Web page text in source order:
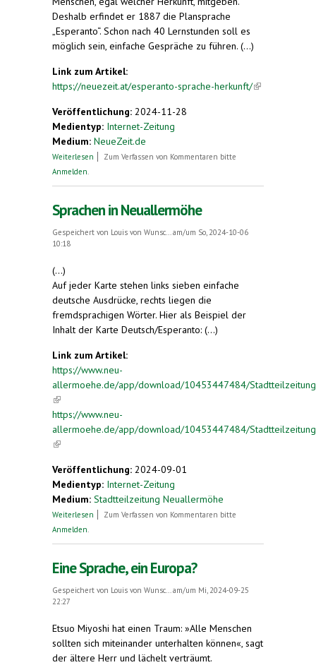
Deshalb erfindet er 1887 die Plansprache
„Esperanto“. Schon nach 40 Lernstunden soll es
möglich sein, einfache Gespräche zu führen. (...)
Link zum Artikel:
https://neuezeit.at/esperanto-sprache-herkunft/(link is
Veröffentlichung: 2024-11-28
Medientyp: Internet-Zeitung
Medium: NeueZeit.de
Weiterlesen über Esperanto: Eine Friedenssprache erobert die
Zum Verfassen von Kommentaren bitte
Anmelden
Sprachen in Neuallermöhe
Gespeichert von Louis von Wunsc...
am/um So, 2024-10-06
10:18
(...)
Auf jeder Karte stehen links sieben einfache
deutsche Ausdrücke, rechts liegen die
fremdsprachigen Wörter. Hier als Beispiel der
Inhalt der Karte Deutsch/Esperanto: (...)
Link zum Artikel:
https://www.neu-
allermoehe.de/app/download/10453447484/
(link is external)
https://www.neu-
allermoehe.de/app/download/10453447484/
(link is external)
Veröffentlichung: 2024-09-01
Medientyp: Internet-Zeitung
Medium: Stadtteilzeitung Neuallermöhe
Weiterlesen über Sprachen in Neuallermöhe
Zum Verfassen von Kommentaren bitte
Anmelden
Eine Sprache, ein Europa?
Gespeichert von Louis von Wunsc...
am/um Mi, 2024-09-25
22:27
Etsuo Miyoshi hat einen Traum: »Alle Menschen
sollten sich miteinander unterhalten können«, sagt
der ältere Herr und lächelt verträumt.